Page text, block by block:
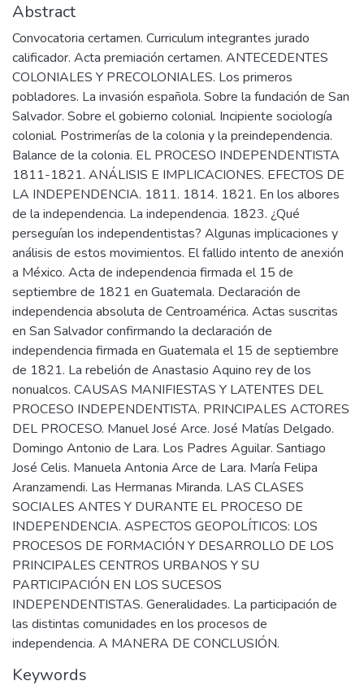
Abstract
Convocatoria certamen. Curriculum integrantes jurado
calificador. Acta premiación certamen. ANTECEDENTES
COLONIALES Y PRECOLONIALES. Los primeros
pobladores. La invasión española. Sobre la fundación de San
Salvador. Sobre el gobierno colonial. Incipiente sociología
colonial. Postrimerías de la colonia y la preindependencia.
Balance de la colonia. EL PROCESO INDEPENDENTISTA
1811-1821. ANÁLISIS E IMPLICACIONES. EFECTOS DE
LA INDEPENDENCIA. 1811. 1814. 1821. En los albores
de la independencia. La independencia. 1823. ¿Qué
perseguían los independentistas? Algunas implicaciones y
análisis de estos movimientos. El fallido intento de anexión
a México. Acta de independencia firmada el 15 de
septiembre de 1821 en Guatemala. Declaración de
independencia absoluta de Centroamérica. Actas suscritas
en San Salvador confirmando la declaración de
independencia firmada en Guatemala el 15 de septiembre
de 1821. La rebelión de Anastasio Aquino rey de los
nonualcos. CAUSAS MANIFIESTAS Y LATENTES DEL
PROCESO INDEPENDENTISTA. PRINCIPALES ACTORES
DEL PROCESO. Manuel José Arce. José Matías Delgado.
Domingo Antonio de Lara. Los Padres Aguilar. Santiago
José Celis. Manuela Antonia Arce de Lara. María Felipa
Aranzamendi. Las Hermanas Miranda. LAS CLASES
SOCIALES ANTES Y DURANTE EL PROCESO DE
INDEPENDENCIA. ASPECTOS GEOPOLÍTICOS: LOS
PROCESOS DE FORMACIÓN Y DESARROLLO DE LOS
PRINCIPALES CENTROS URBANOS Y SU
PARTICIPACIÓN EN LOS SUCESOS
INDEPENDENTISTAS. Generalidades. La participación de
las distintas comunidades en los procesos de
independencia. A MANERA DE CONCLUSIÓN.
Keywords